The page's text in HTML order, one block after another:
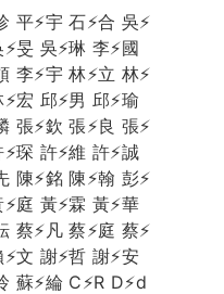
平⚡宇 石⚡合 吳⚡
旻 吳⚡琳 李⚡國
李⚡宇 林⚡立 林⚡
宏 邱⚡男 邱⚡瑜
張⚡欽 張⚡良 張⚡
琛 許⚡維 許⚡誠
陳⚡銘 陳⚡翰 彭⚡
庭 黃⚡霖 黃⚡華
蔡⚡凡 蔡⚡庭 蔡⚡
文 謝⚡哲 謝⚡安
蘇⚡綸 C⚡R D⚡d